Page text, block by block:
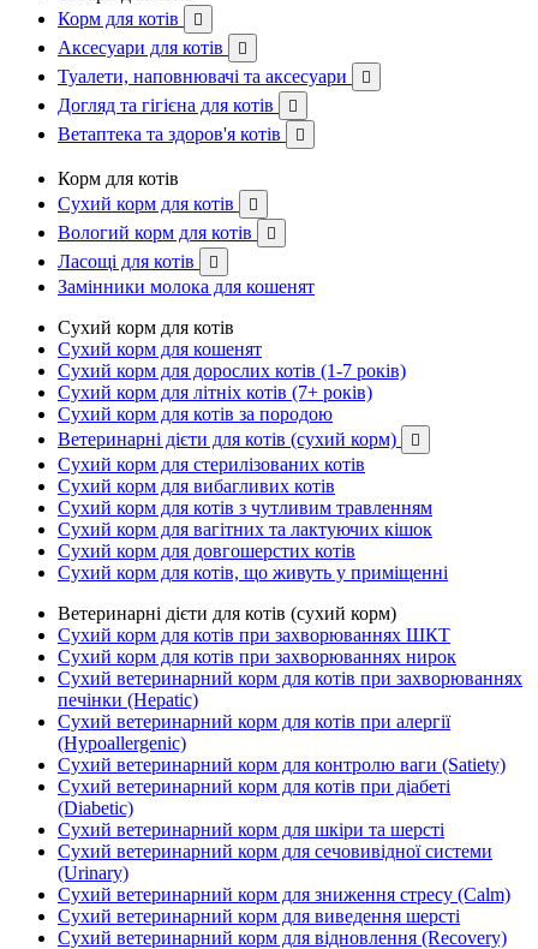
Корм для котів

Аксесуари для котів 
Туалети, наповнювачі та аксесуари 
Догляд та гігієна для котів 
Ветаптека та здоров'я котів 
Корм для котів
Сухий корм для котів

Вологий корм для котів 
Ласощі для котів 
Замінники молока для кошенят
Сухий корм для котів
Сухий корм для кошенят
Сухий корм для дорослих котів (1-7 років)
Сухий корм для літніх котів (7+ років)
Сухий корм для котів за породою
Ветеринарні дієти для котів (сухий корм)

Сухий корм для стерилізованих котів
Сухий корм для вибагливих котів
Сухий корм для котів з чутливим травленням
Сухий корм для вагітних та лактуючих кішок
Сухий корм для довгошерстих котів
Сухий корм для котів, що живуть у приміщенні
Ветеринарні дієти для котів (сухий корм)
Сухий корм для котів при захворюваннях ШКТ
Сухий корм для котів при захворюваннях нирок
Сухий ветеринарний корм для котів при захворюваннях
печінки (Hepatic)
Сухий ветеринарний корм для котів при алергії
(Hypoallergenic)
Сухий ветеринарний корм для контролю ваги (Satiety)
Сухий ветеринарний корм для котів при діабеті
(Diabetic)
Сухий ветеринарний корм для шкіри та шерсті
Сухий ветеринарний корм для сечовивідної системи
(Urinary)
Сухий ветеринарний корм для зниження стресу (Calm)
Сухий ветеринарний корм для виведення шерсті
Сухий ветеринарний корм для відновлення (Recovery)